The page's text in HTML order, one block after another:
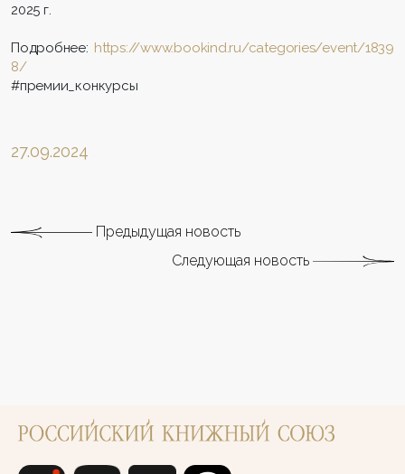
2025 г.
Подробнее: https://www.bookind.ru/categories/event/1839
8/
#премии_конкурсы
27.09.2024
Предыдущая новость
Следующая новость